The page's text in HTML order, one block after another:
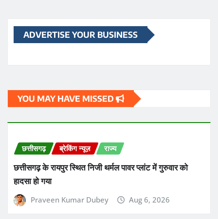
ADVERTISE YOUR BUSINESS
YOU MAY HAVE MISSED
छत्तीसगढ़ ब्रेकिंग न्यूज़ राज्य
छत्तीसगढ़ के रायपुर स्थित निजी थर्मल पावर प्लांट में गुरुवार को
हादसा हो गया
Praveen Kumar Dubey Aug 6, 2026